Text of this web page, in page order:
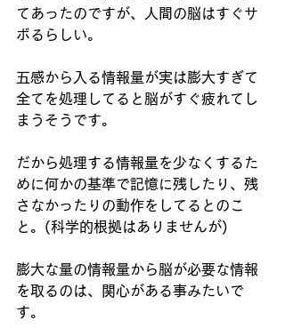
てあったのですが、人間の脳はすぐサ
ボるらしい。
五感から入る情報量が実は膨大すぎて
全てを処理してると脳がすぐ疲れてし
まうそうです。
だから処理する情報量を少なくするた
めに何かの基準で記憶に残したり、残
さなかったりの動作をしてるとのこ
と。(科学的根拠はありませんが)
膨大な量の情報量から脳が必要な情報
を取るのは、関心がある事みたいで
す。